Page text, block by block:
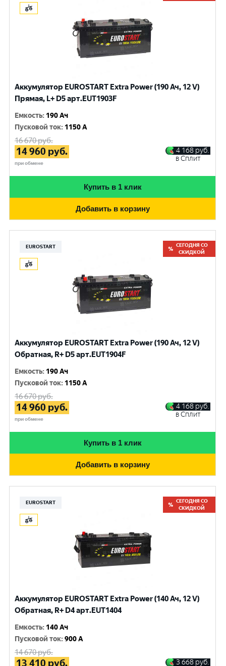
Аккумулятор EUROSTART Extra Power (190 Ач, 12 V)
Прямая, L+ D5 арт.EUT1903F
Емкость: 190 Ач
Пусковой ток: 1150 A
16 670руб.
14 960 руб.
при обмене
4 168 руб.
в Сплит
Купить в 1 клик
Добавить в корзину
EUROSTART
СЕГОДНЯ СО
СКИДКОЙ
Аккумулятор EUROSTART Extra Power (190 Ач, 12 V)
Обратная, R+ D5 арт.EUT1904F
Емкость: 190 Ач
Пусковой ток: 1150 A
16 670руб.
14 960 руб.
при обмене
4 168 руб.
в Сплит
Купить в 1 клик
Добавить в корзину
EUROSTART
СЕГОДНЯ СО
СКИДКОЙ
Аккумулятор EUROSTART Extra Power (140 Ач, 12 V)
Обратная, R+ D4 арт.EUT1404
Емкость: 140 Ач
Пусковой ток:900 A
14 670руб.
13 410 руб. 3 668 руб.